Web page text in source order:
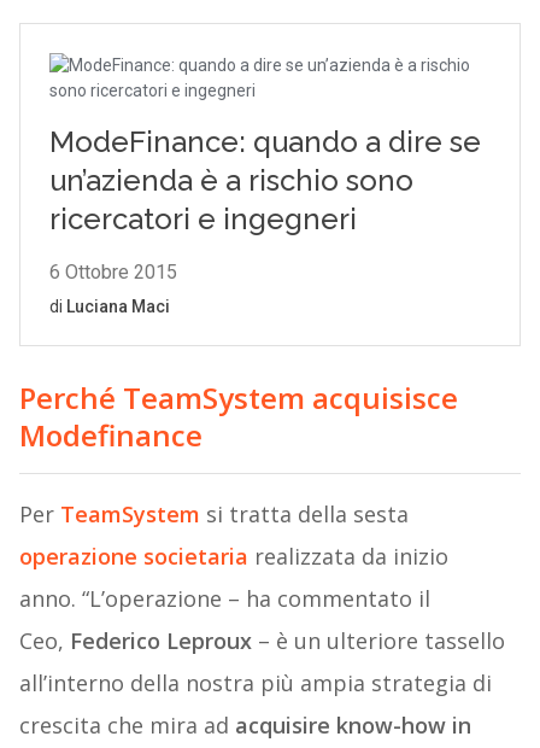
Perché TeamSystem acquisisce
Modefinance
Per TeamSystem si tratta della sesta
operazione societaria realizzata da inizio
anno. “L’operazione – ha commentato il
Ceo, Federico Leproux– è un ulteriore tassello
all’interno della nostra più ampia strategia di
crescita che mira ad acquisire know-how in